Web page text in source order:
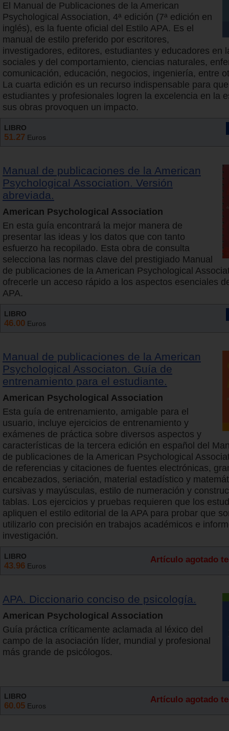
El Manual de Publicaciones de la American
Psychological Association, 4ª edición (7ª edición en
inglés), es la fuente oficial del Estilo APA. Es el
manual de estilo preferido por escritores,
investigadores, editores, estudiantes y educadores en
sociales y del comportamiento, ciencias naturales,
comunicación, educación, negocios, ingeniería, entre
La cuarta edición es un recurso indispensable para
estudiantes y profesionales logren la excelencia en la
sus obras provoquen un impacto.
LIBRO
51.27 Euros
Manual de publicaciones de la American
Psychological Association. Versión
abreviada.
American Psychological Association
En esta guía encontrará la mejor manera de
presentar las ideas y los datos que con tanto
esfuerzo ha recopilado. Esta obra de consulta
selecciona las normas clave del prestigiado Manual
de publicaciones de la American Psychological
ofrecerle un acceso rápido a los aspectos esenciales
APA.
LIBRO
46.00 Euros
Manual de publicaciones de la American
Psychological Associaton. Guía de
entrenamiento para el estudiante.
American Psychological Association
Esta guía de entrenamiento, amigable para el
usuario, incluye ejercicios de entrenamiento y
exámenes de práctica sobre diversos aspectos y
características de la tercera edición en español del
de publicaciones de la American Psychological
de referencias y citaciones de fuentes electrónicas,
encabezados, seriación, material estadístico y
cursivas y mayúsculas, estilo de numeración y
tablas. Los ejercicios y pruebas requieren que los
apliquen el estilo editorial de la APA para probar que
utilizarlo con precisión en trabajos académicos e
investigación.
LIBRO
43.96 Euros
Artículo agotado
APA. Diccionario conciso de psicología.
American Psychological Association
Guía práctica críticamente aclamada al léxico del
campo de la asociación líder, mundial y profesional
más grande de psicólogos.
LIBRO
60.05 Euros
Artículo agotado